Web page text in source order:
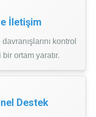
İletişim
kontrol
ortam yaratır.
Destek